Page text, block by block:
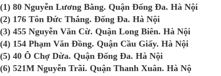
(1) 80 Nguyễn Lương Bằng. Quận Đống Đa. Hà Nội
(2) 176 Tôn Đức Thắng. Đống Đa. Hà Nội
(3) 455 Nguyễn Văn Cừ. Quận Long Biên. Hà Nội
(4) 154 Phạm Văn Đồng. Quận Cầu Giấy. Hà Nội
(5) 40 Ô Chợ Dừa. Quận Đống Đa. Hà Nội
(6) 521M Nguyễn Trãi. Quận Thanh Xuân. Hà Nộ